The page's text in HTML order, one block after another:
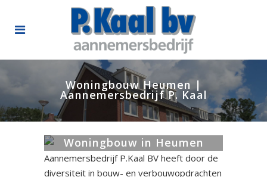
Woningbouw Heumen |
Aannemersbedrijf P. Kaal
Woningbouw in Heumen
Aannemersbedrijf P.Kaal BV heeft door de
diversiteit in bouw- en verbouwopdrachten